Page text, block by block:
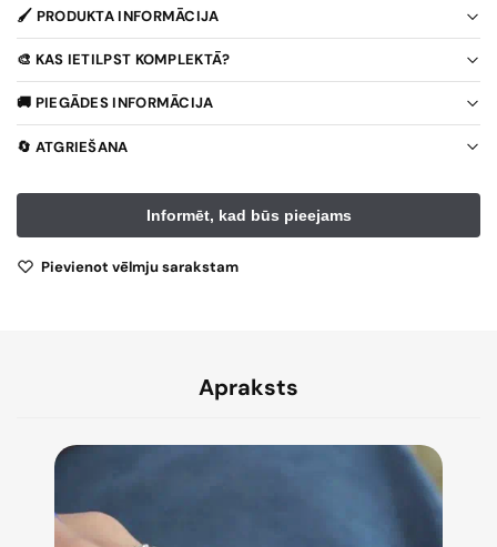
🖌️ PRODUKTA INFORMĀCIJA
🎨 KAS IETILPST KOMPLEKTĀ?
🚚 PIEGĀDES INFORMĀCIJA
🔄 ATGRIEŠANA
Pievienot vēlmju sarakstam
Apraksts